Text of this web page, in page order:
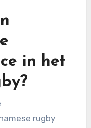
in het
rugby